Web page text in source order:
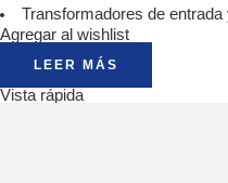
Transformadores de
Agregar al wishlist
LEER MÁS
Vista rápida